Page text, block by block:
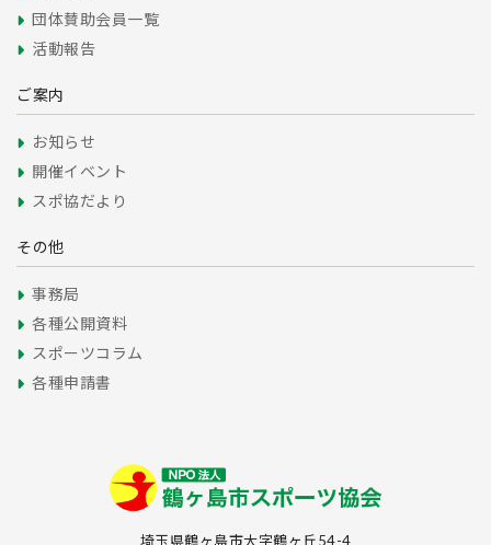
団体賛助会員一覧
活動報告
ご案内
お知らせ
開催イベント
スポ協だより
その他
事務局
各種公開資料
スポーツコラム
各種申請書
埼玉県鶴ヶ島市大字鶴ヶ丘54-4